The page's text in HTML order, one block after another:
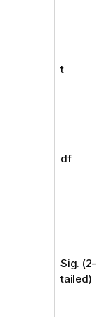
t
df
Sig. (2-
tailed)